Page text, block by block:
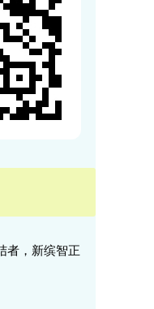
者，新缤智正